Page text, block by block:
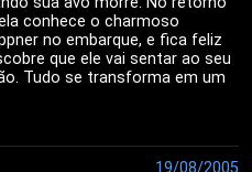
conhece o charmoso
no embarque, e fica feliz
que ele vai sentar ao seu
Tudo se transforma em um
que ela trabalha, ou então ele